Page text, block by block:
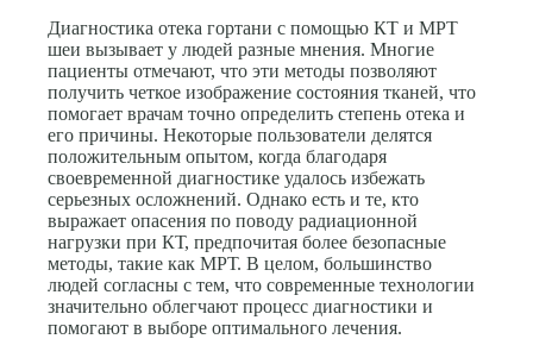
Диагностика отека гортани с помощью КТ и МРТ
шеи вызывает у людей разные мнения. Многие
пациенты отмечают, что эти методы позволяют
получить четкое изображение состояния тканей, что
помогает врачам точно определить степень отека и
его причины. Некоторые пользователи делятся
положительным опытом, когда благодаря
своевременной диагностике удалось избежать
серьезных осложнений. Однако есть и те, кто
выражает опасения по поводу радиационной
нагрузки при КТ, предпочитая более безопасные
методы, такие как МРТ. В целом, большинство
людей согласны с тем, что современные технологии
значительно облегчают процесс диагностики и
помогают в выборе оптимального лечения.